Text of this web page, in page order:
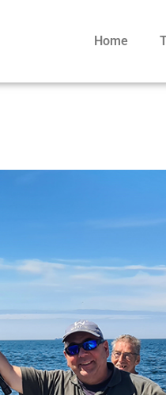
Home